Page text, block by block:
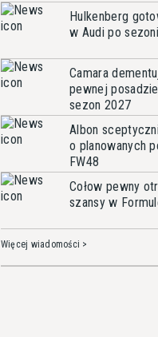
Hulkenberg
w Audi po
Camara
pewnej
sezon 2027
Albon
o planowanych
FW48
Cołow pewny
szansy w
Więcej wiadomości >